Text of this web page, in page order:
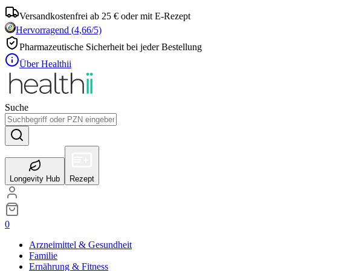
Versandkostenfrei ab 25 € oder mit E-Rezept
Hervorragend (4,66/5)
Pharmazeutische Sicherheit bei jeder Bestellung
Über Healthii
Suche
Longevity Hub Rezept
0
Arzneimittel & Gesundheit
Familie
Ernährung & Fitness